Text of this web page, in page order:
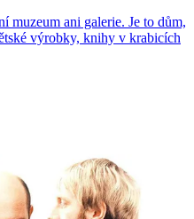
muzeum ani galerie. Je to dům,
výrobky, knihy v krabicích